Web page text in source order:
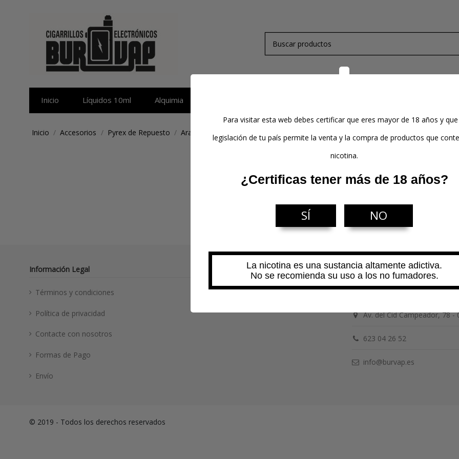
Inicio Líquidos 10ml Alquimia
Inicio Accesorios Pyrex de Repuesto Aramax
Información Legal
Términos y condiciones
Política de privacidad
Contacte con nosotros
Formas de Pago
Envío
Contáctanos
BurVap
Av. del Cid Campeador, 78 -
623 04 26 52
info@burvap.es
© 2019 - Todos los derechos reservados
Para visitar esta web debes certificar que eres mayor de 18 años y que
legislación de tu país permite la venta y la compra de productos que
nicotina.
¿Certificas tener más de 18 años?
SÍ NO
La nicotina es una sustancia altamente adictiva.
No se recomienda su uso a los no fumadores.